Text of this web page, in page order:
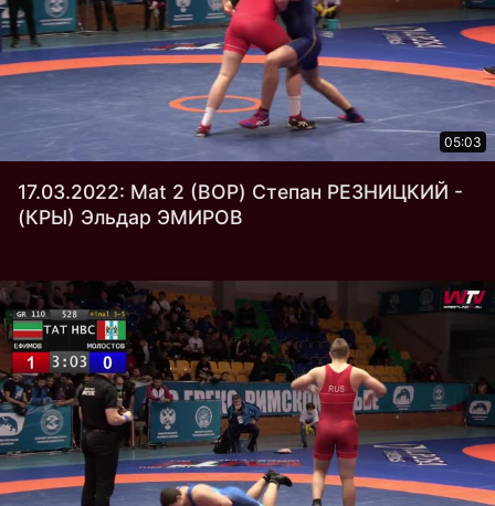
05:03
17.03.2022: Mat 2 (ВОР) Степан РЕЗНИЦКИЙ -
(КРЫ) Эльдар ЭМИРОВ